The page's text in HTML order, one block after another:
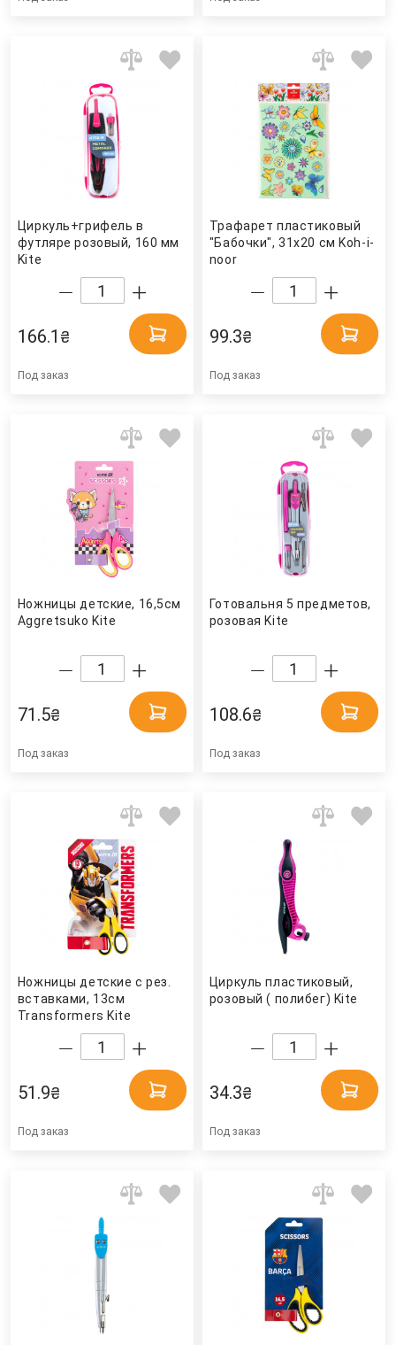
Циркуль+грифель в
футляре розовый, 160 мм
Kite
166.1 ₴
Под заказ
Трафарет пластиковый
"Бабочки", 31х20 см Koh-i-
noor
99.3₴
Под заказ
Ножницы детские, 16,5см
Aggretsuko Kite
71.5₴
Под заказ
Готовальня 5 предметов,
розовая Kite
108.6₴
Под заказ
Ножницы детские с рез.
вставками, 13см
Transformers Kite
51.9₴
Под заказ
Циркуль пластиковый,
розовый ( полибег) Kite
34.3₴
Под заказ